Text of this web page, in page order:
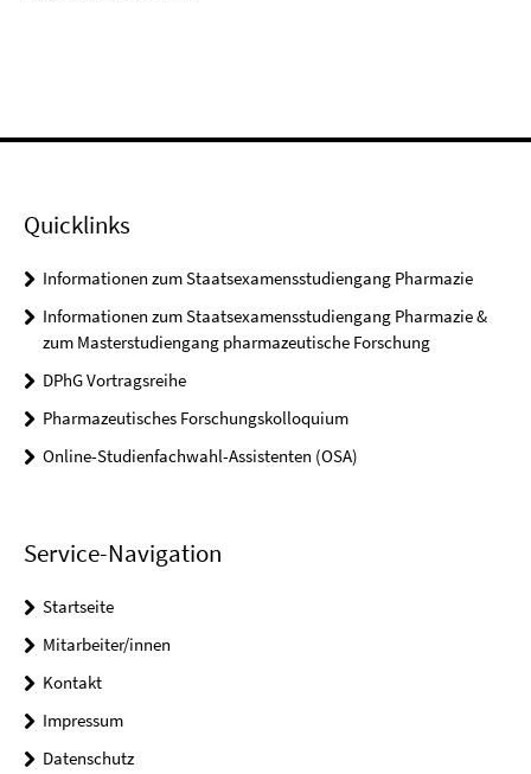
Quicklinks
Informationen zum Staatsexamensstudiengang Pharmazie
Informationen zum Staatsexamensstudiengang Pharmazie &
zum Masterstudiengang pharmazeutische Forschung
DPhG Vortragsreihe
Pharmazeutisches Forschungskolloquium
Online-Studienfachwahl-Assistenten (OSA)
Service-Navigation
Startseite
Mitarbeiter/innen
Kontakt
Impressum
Datenschutz